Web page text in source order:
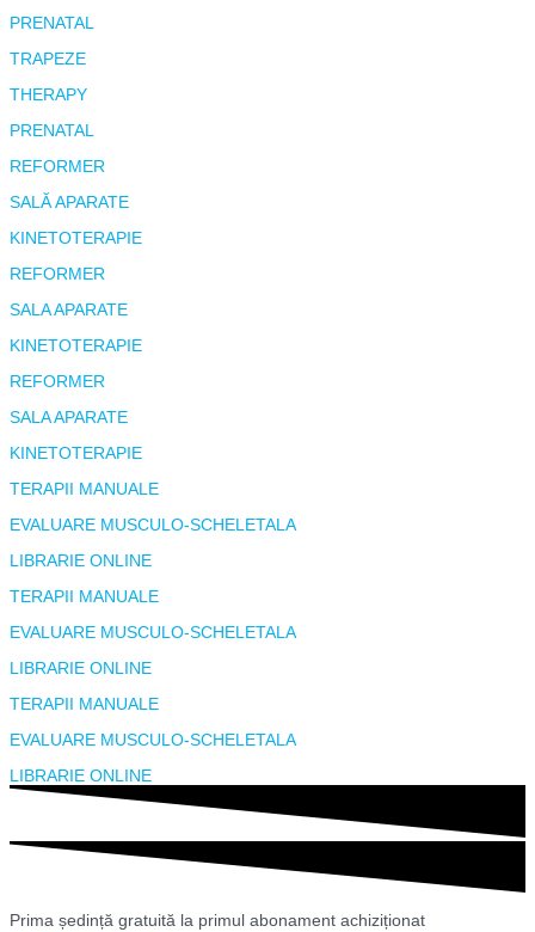
PRENATAL
TRAPEZE
THERAPY
PRENATAL
REFORMER
SALĂ APARATE
KINETOTERAPIE
REFORMER
SALA APARATE
KINETOTERAPIE
REFORMER
SALA APARATE
KINETOTERAPIE
TERAPII MANUALE
EVALUARE MUSCULO-SCHELETALA
LIBRARIE ONLINE
TERAPII MANUALE
EVALUARE MUSCULO-SCHELETALA
LIBRARIE ONLINE
TERAPII MANUALE
EVALUARE MUSCULO-SCHELETALA
LIBRARIE ONLINE
Prima ședință gratuită la primul abonament achiziționat